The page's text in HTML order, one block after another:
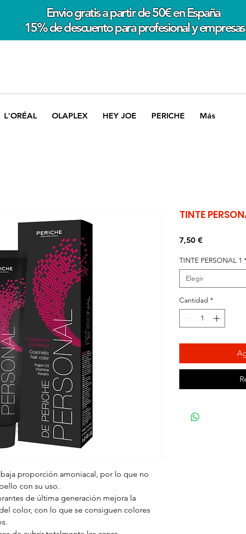
Envio gratis a partir de 50€ en España
15% de descuento para profesional y empresas
L'ORÉAL OLAPLEX HEY JOE PERICHE Más
proporción amoniacal, por lo que no
con su uso.
de última generación mejora la
color, con lo que se consiguen colores
TINTE
7,50 €Precio
TINTE PERSONAL 1
Elegir
Cantidad *